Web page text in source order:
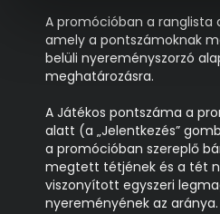
A promócióban a ranglista
amely a pontszámoknak
belüli nyereményszorzó
meghatározásra.
A Játékos pontszáma a
alatt (a „Jelentkezés”
a promócióban szereplő
megtett tétjének és a tét
viszonyított egyszeri
nyereményének az aránya.